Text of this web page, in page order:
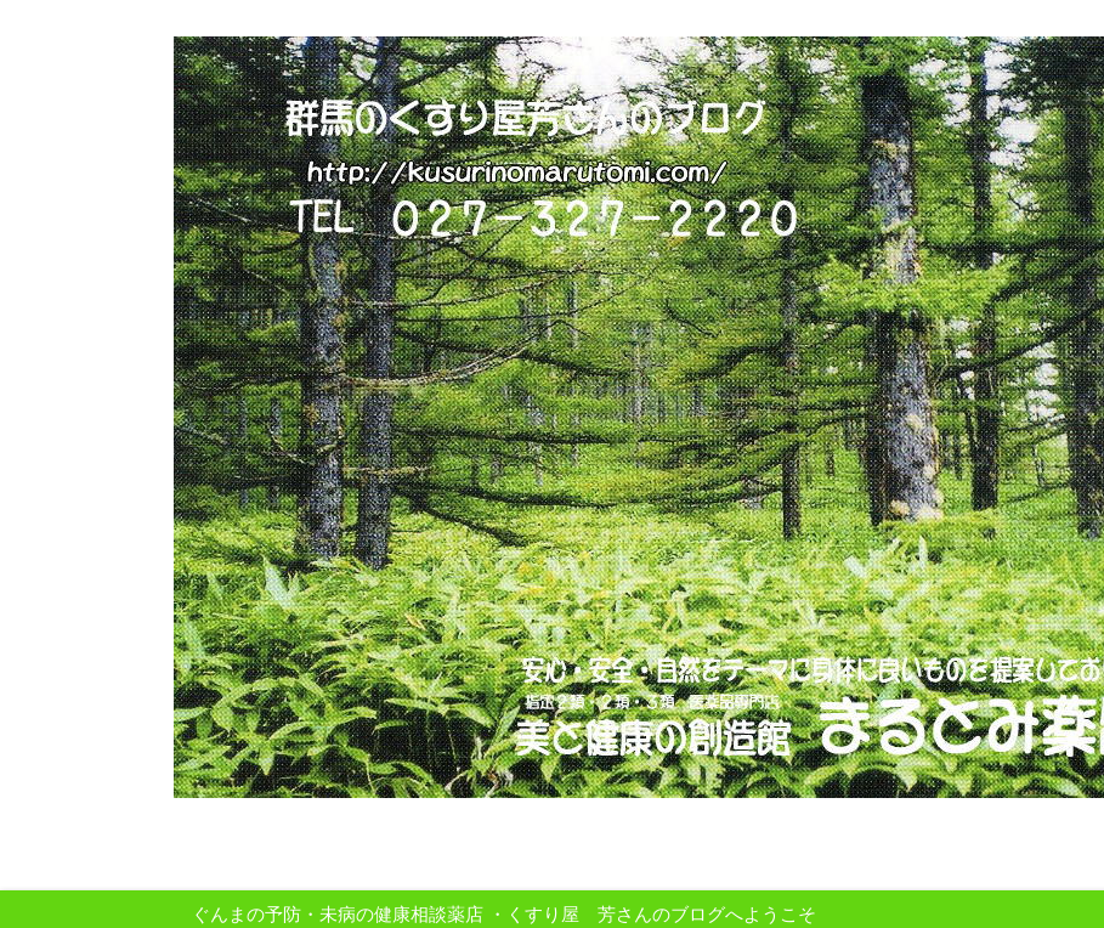
ぐんまの予防・未病の健康相談薬店 ・くすり屋 芳さんのブログへようこそ